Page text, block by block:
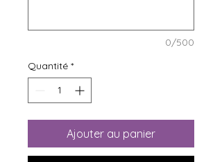
0/500
Quantité *
Ajouter au panier